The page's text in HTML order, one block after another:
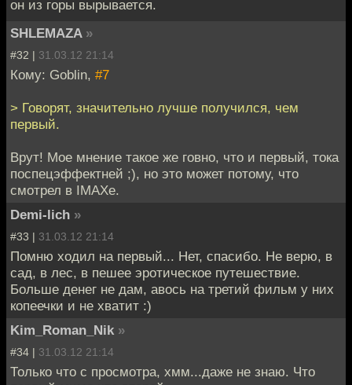
он из горы вырывается.
SHLEMAZA »
#32 | 31.03.12 21:14
Кому: Goblin, #7
> Говорят, значительно лучше получился, чем
первый.
Врут! Мое мнение такое же говно, что и первый, тока
поспецэффектней ;), но это может потому, что
смотрел в IMAXе.
Demi-lich »
#33 | 31.03.12 21:14
Помню ходил на первый... Нет, спасибо. Не верю, в
сад, в лес, в пешее эротическое путешествие.
Больше денег не дам, авось на третий фильм у них
копеечки и не хватит :)
Kim_Roman_Nik »
#34 | 31.03.12 21:14
Только что с просмотра, хмм...даже не знаю. Что